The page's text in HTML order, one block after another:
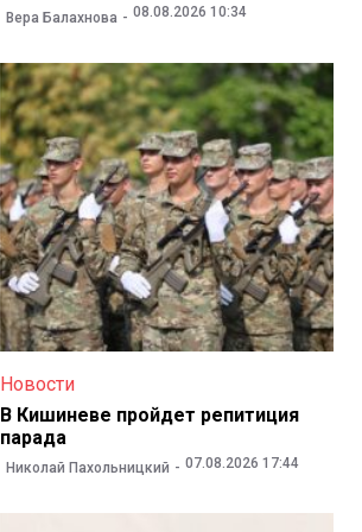
Вера Балахнова 08.08.2026 10:34
Новости
В Кишиневе пройдет репитиция
парада
Николай Пахольницкий 07.08.2026 17:44